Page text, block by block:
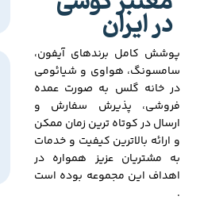
در ایران
پوشش کامل برندهای آیفون،
سامسونگ، هواوی و شیائومی
در خانه گلس به صورت عمده
فروشی، پذیرش سفارش و
ارسال در کوتاه ترین زمان ممکن
و ارائه بالاترین کیفیت و خدمات
به مشتریان عزیز همواره در
اهداف این مجموعه بوده است
.